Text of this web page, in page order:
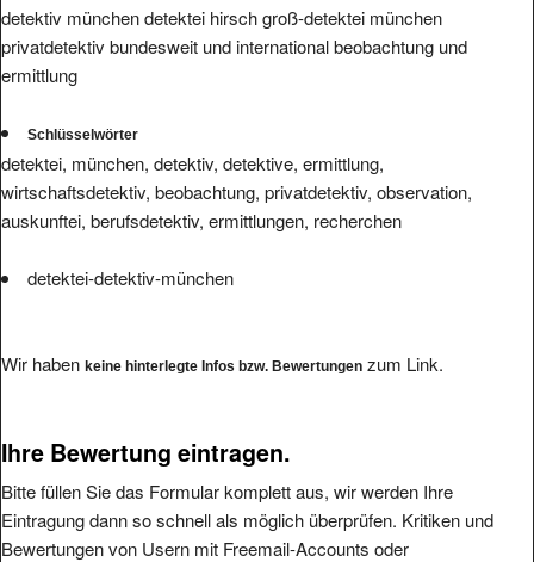
detektiv münchen detektei hirsch groß-detektei münchen
privatdetektiv bundesweit und international beobachtung und
ermittlung
Schlüsselwörter
detektei, münchen, detektiv, detektive, ermittlung,
wirtschaftsdetektiv, beobachtung, privatdetektiv, observation,
auskunftei, berufsdetektiv, ermittlungen, recherchen
detektei-detektiv-münchen
Wir haben keine hinterlegte Infos bzw. Bewertungen zum Link.
Ihre Bewertung eintragen.
Bitte füllen Sie das Formular komplett aus, wir werden Ihre
Eintragung dann so schnell als möglich überprüfen. Kritiken und
Bewertungen von Usern mit Freemail-Accounts oder